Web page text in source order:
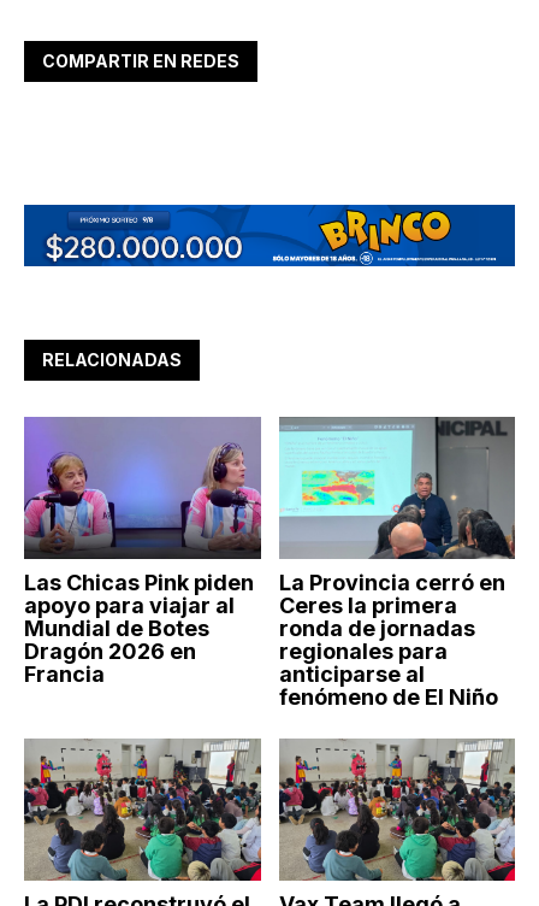
COMPARTIR EN REDES
RELACIONADAS
Las Chicas Pink piden
apoyo para viajar al
Mundial de Botes
Dragón 2026 en
Francia
La Provincia cerró en
Ceres la primera
ronda de jornadas
regionales para
anticiparse al
fenómeno de El Niño